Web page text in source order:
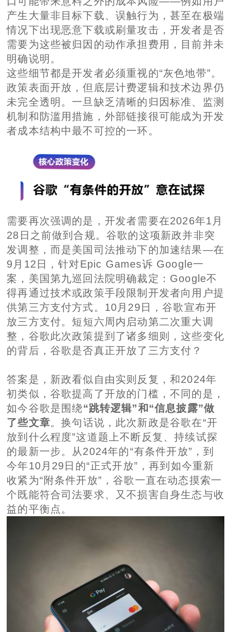
产生大量非目标下载、误触行为，甚至在极端
情况下出现恶意下载或刷量攻击，开发者是否
需要为这些被归因的动作承担费用，目前并未
明确说明。
这些细节都是开发者必须重视的“灰色地带”。
政策表面开放，但底层计费逻辑和技术边界仍
未完全透明。一旦缺乏清晰的归因标准、监测
机制和防滥用措施，外部链接很可能成为开发
者成本结构中最不可控的一环。
需要再次强调的是，开发者需要在2026年1月
28日之前做到合规。谷歌的这项新政并非突
发调整，而是美国司法推动下的加速结果—在
9月12日，针对Epic Games诉 Google一
案，美国第九巡回法院明确裁定：Google不
得再通过技术或政策手段限制开发者向用户提
供第三方支付方式。 10月29日，谷歌宣布开
放三方支付。短短六周内启动第二次重大调
整，谷歌此次政策提到了诸多细则，这些变化
的背后，谷歌是否真正开放了三方支付？
答案是，新政看似自由实则反复，和2024年
初类似，谷歌提高了开放的门槛，不同的是，
如今谷歌是围绕“跳转逻辑”和“信息披露”做
了些文章。换句话说，此次新政是谷歌在“开
放到什么程度”这道题上不断反复、持续试探
的最新一步。从2024年的“有条件开放”，到
今年10月29日的“正式开放”，再到如今重新
收紧为“附条件开放”，谷歌一直在动态摸索一
个既能符合司法要求、又不损害自身生态与收
益的平衡点。